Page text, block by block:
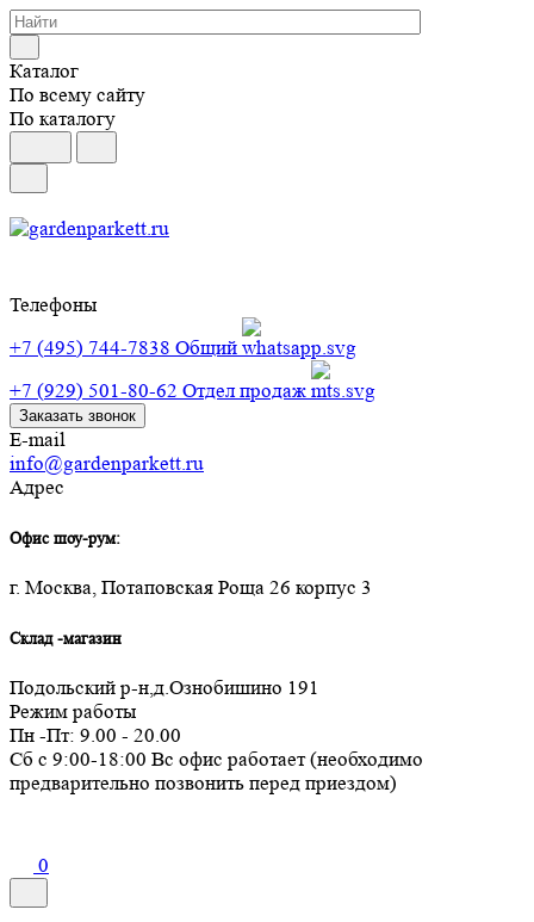
Каталог
По всему сайту
По каталогу
Телефоны
+7 (495) 744-7838 Общий
+7 (929) 501-80-62 Отдел продаж
Заказать звонок
E-mail
info@gardenparkett.ru
Адрес
Офис шоу-рум:
г. Москва, Потаповская Роща 26 корпус 3
Склад -магазин
Подольский р-н,д.Ознобишино 191
Режим работы
Пн -Пт: 9.00 - 20.00
Сб с 9:00-18:00 Вс офис работает (необходимо
предварительно позвонить перед приездом)
0